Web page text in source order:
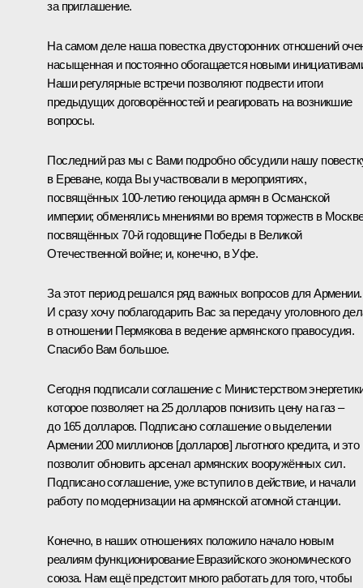
за приглашение.
На самом деле наша повестка двусторонних отношений
насыщенная и постоянно обогащается новыми
Наши регулярные встречи позволяют подвести итоги
предыдущих договорённостей и реагировать на возникшие
вопросы.
Последний раз мы с Вами подробно обсудили нашу
в Ереване, когда Вы участвовали в мероприятиях,
посвящённых 100-летию геноцида армян в Османской
империи; обменялись мнениями во время торжеств в
посвящённых 70-й годовщине Победы в Великой
Отечественной войне; и, конечно, в Уфе.
За этот период решался ряд важных вопросов для Армении.
И сразу хочу поблагодарить Вас за передачу уголовного
в отношении Пермякова в ведение армянского правосудия.
Спасибо Вам большое.
Сегодня подписали соглашение с Министерством
которое позволяет на 25 долларов понизить цену на газ –
до 165 долларов. Подписано соглашение о выделении
Армении 200 миллионов [долларов] льготного кредита, и это
позволит обновить арсенал армянских вооружённых сил.
Подписано соглашение, уже вступило в действие, и начали
работу по модернизации на армянской атомной станции.
Конечно, в наших отношениях положило начало новым
реалиям функционирование Евразийского экономического
союза. Нам ещё предстоит много работать для того, чтобы